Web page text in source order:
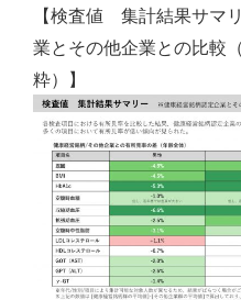
【検査値 集計結果サマ
業とその他企業との比較
粋）】